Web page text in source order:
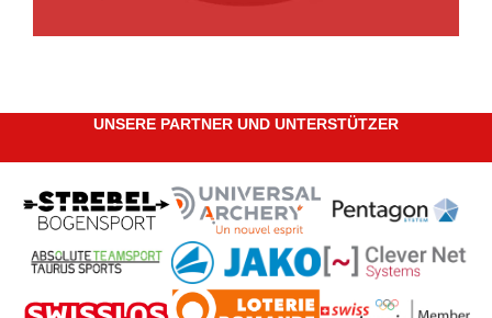
UNSERE PARTNER UND UNTERSTÜTZER